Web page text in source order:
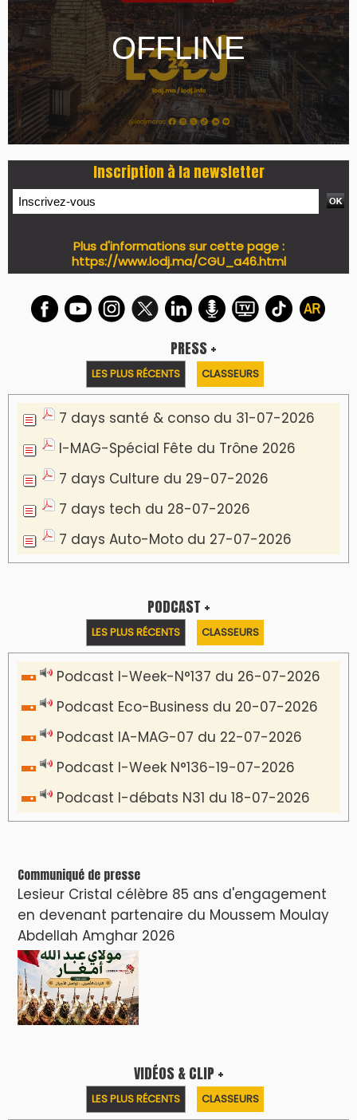
Inscription à la newsletter
Plus d'informations sur cette page :
https://www.lodj.ma/CGU_a46.html
PRESS +
LES PLUS RÉCENTS CLASSEURS
7 days santé & conso du 31-07-2026
I-MAG-Spécial Fête du Trône 2026
7 days Culture du 29-07-2026
7 days tech du 28-07-2026
7 days Auto-Moto du 27-07-2026
PODCAST +
LES PLUS RÉCENTS CLASSEURS
Podcast I-Week-N°137 du 26-07-2026
Podcast Eco-Business du 20-07-2026
Podcast IA-MAG-07 du 22-07-2026
Podcast I-Week N°136-19-07-2026
Podcast I-débats N31 du 18-07-2026
Communiqué de presse
Lesieur Cristal célèbre 85 ans d'engagement
en devenant partenaire du Moussem Moulay
Abdellah Amghar 2026
VIDÉOS & CLIP +
LES PLUS RÉCENTS CLASSEURS